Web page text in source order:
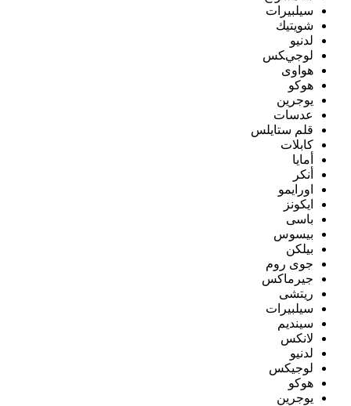
سيلبيرات
شويتيك
لدنيو
لوجيكس
هواوى
هوكو
يوجرين
عدسات
قلم ستايلس
كابلات
أمايا
أنكر
اورايمو
ايكونز
باسى
بيسوس
بيلكن
جوى روم
جيرماكس
ريتشى
سيلبيرات
سينديم
لانكس
لدنيو
لوجيكس
هوكو
يوجرين